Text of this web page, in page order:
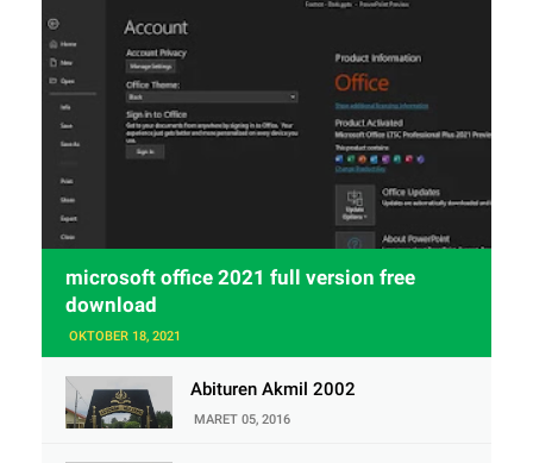
microsoft office 2021 full version free
download
OKTOBER 18, 2021
Abituren Akmil 2002
MARET 05, 2016